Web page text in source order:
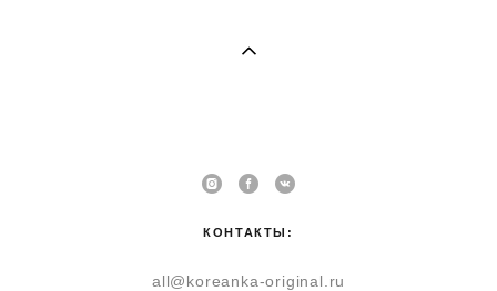
КОНТАКТЫ:
all@koreanka-original.ru